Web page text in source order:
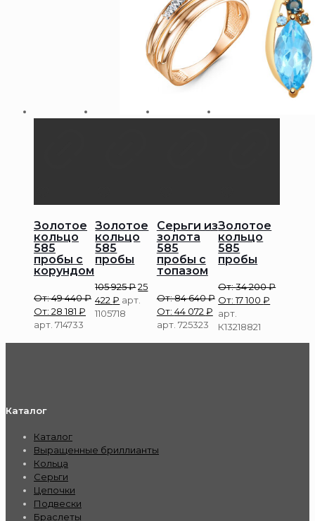
Золотое
кольцо
585
пробы с
корундом
От:49 440₽
От: 28 181 ₽
арт. 714733
Золотое
кольцо
585
пробы
105 925₽25
422₽ арт.
1105718
Серьги из
золота
585
пробы с
топазом
От:84 640₽
От: 44 072 ₽
арт. 725323
Золотое
кольцо
585
пробы
От:34 200₽
От:17 100₽
арт.
К13218821
Каталог
Каталог
Выращенные бриллианты
Кольца
Серьги
Цепочки
Подвески
Браслеты